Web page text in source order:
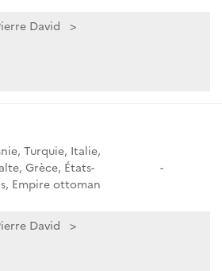
David
Turquie, Italie,
Grèce, États-
Empire ottoman
-
David